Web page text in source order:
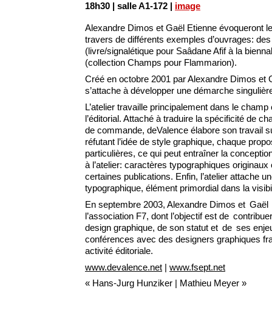
18h30 | salle A1-172 | image
Alexandre Dimos et Gaël Etienne évoqueront
travers de différents exemples d’ouvrages:
(livre/signalétique pour Saâdane Afif à la
(collection Champs pour Flammarion).
Créé en octobre 2001 par Alexandre Dimos et
s’attache à développer une démarche
L’atelier travaille principalement dans le
l’éditorial. Attaché à traduire la spécificité de
de commande, deValence élabore son travail
réfutant l’idée de style graphique, chaque
particulières, ce qui peut entraîner la
à l’atelier: caractères typographiques
certaines publications. Enfin, l’atelier attache
typographique, élément primordial dans la
En septembre 2003, Alexandre Dimos et
l’association F7, dont l’objectif est de
design graphique, de son statut et de ses
conférences avec des designers graphiques
activité éditoriale.
www.devalence.net | www.fsept.net
« Hans-Jurg Hunziker | Mathieu Meyer »